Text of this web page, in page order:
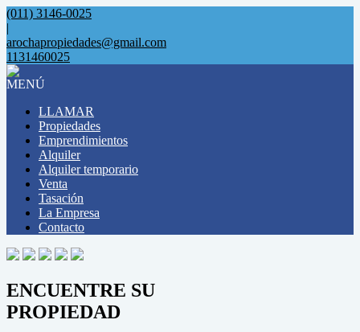
(011) 3146-0025
|
arochapropiedades@gmail.com
1131460025
MENÚ
LLAMAR
Propiedades
Emprendimientos
Alquiler
Alquiler temporario
Venta
Tasación
La Empresa
Contacto
ENCUENTRE SU
PROPIEDAD